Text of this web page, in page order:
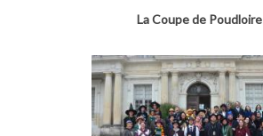
La Coupe de Poudloire